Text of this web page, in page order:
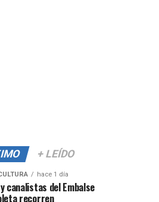
+ LEÍDO
hace 1 día
y canalistas del Embalse
recorren